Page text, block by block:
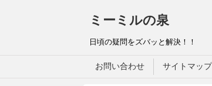
ミーミルの泉
日頃の疑問をズバッと解決！！
お問い合わせ サイトマップ